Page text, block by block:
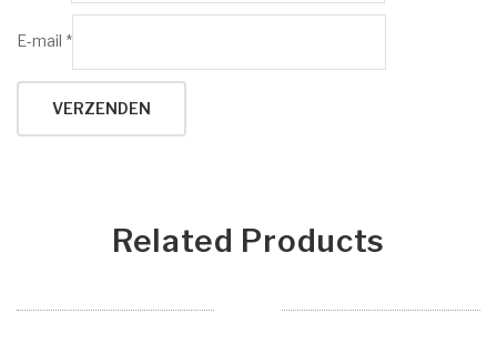
E-mail *
Related Products